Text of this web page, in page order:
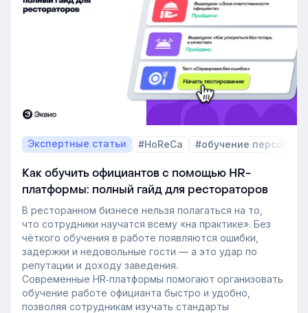
Экспертные статьи #HoReCa #обучение персонала
Как обучить официантов с помощью HR-
платформы: полный гайд для рестораторов
В ресторанном бизнесе нельзя полагаться на то,
что сотрудники научатся всему «на практике». Без
чёткого обучения в работе появляются ошибки,
задержки и недовольные гости — а это удар по
репутации и доходу заведения.
Современные HR‑платформы помогают организовать
обучение работе официанта быстро и удобно,
позволяя сотрудникам изучать стандарты